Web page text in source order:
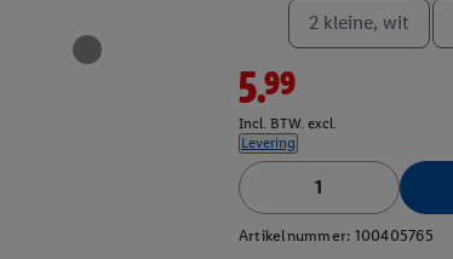
2 kleine, wit
5.99
Incl. BTW. excl.
Levering
Artikelnummer: 100405765